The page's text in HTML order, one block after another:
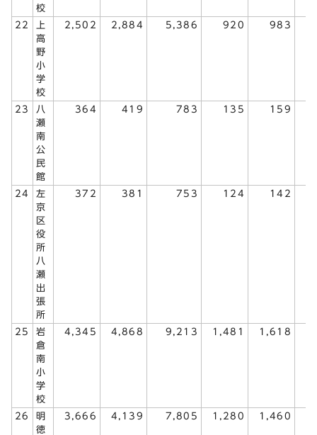
校
22
上
高
野
小
学
校
2,502 2,884 5,386 920 983
23
八
瀬
南
公
民
館
364 419 783 135 159
24
左
京
区
役
所
八
瀬
出
張
所
372 381 753 124 142
25
岩
倉
南
小
学
校
4,345 4,868 9,213 1,481 1,618
26
明
徳
3,666 4,139 7,805 1,280 1,460